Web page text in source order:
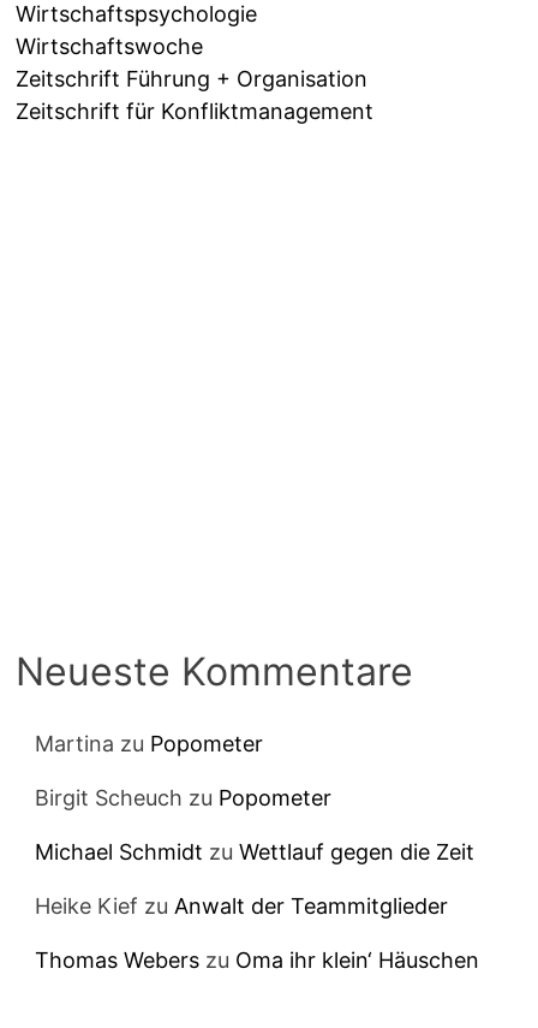
Wirtschaftspsychologie
Wirtschaftswoche
Zeitschrift Führung + Organisation
Zeitschrift für Konfliktmanagement
Neueste Kommentare
Martina zu Popometer
Birgit Scheuch zu Popometer
Michael Schmidt zuWettlauf gegen die Zeit
Heike Kief zu Anwalt der Teammitglieder
Thomas Webers zu Oma ihr klein‘ Häuschen